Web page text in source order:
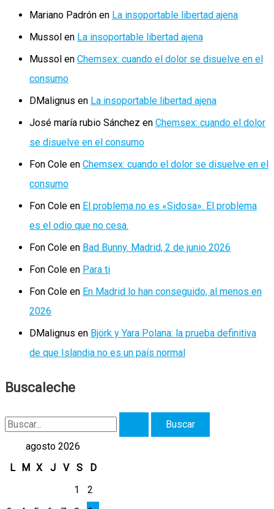
Mariano Padrón en La insoportable libertad ajena
Mussol en La insoportable libertad ajena
Mussol en Chemsex: cuando el dolor se disuelve en el
consumo
DMalignus en La insoportable libertad ajena
José maría rubio Sánchez en Chemsex: cuando el dolor
se disuelve en el consumo
Fon Cole en Chemsex: cuando el dolor se disuelve en el
consumo
Fon Cole en El problema no es «Sidosa». El problema
es el odio que no cesa.
Fon Cole en Bad Bunny. Madrid, 2 de junio 2026
Fon Cole en Para ti
Fon Cole en En Madrid lo han conseguido, al menos en
2026
DMalignus en Björk y Yara Polana: la prueba definitiva
de que Islandia no es un país normal
Buscaleche
B
agosto 2026
L
M X J V S
D
1
2